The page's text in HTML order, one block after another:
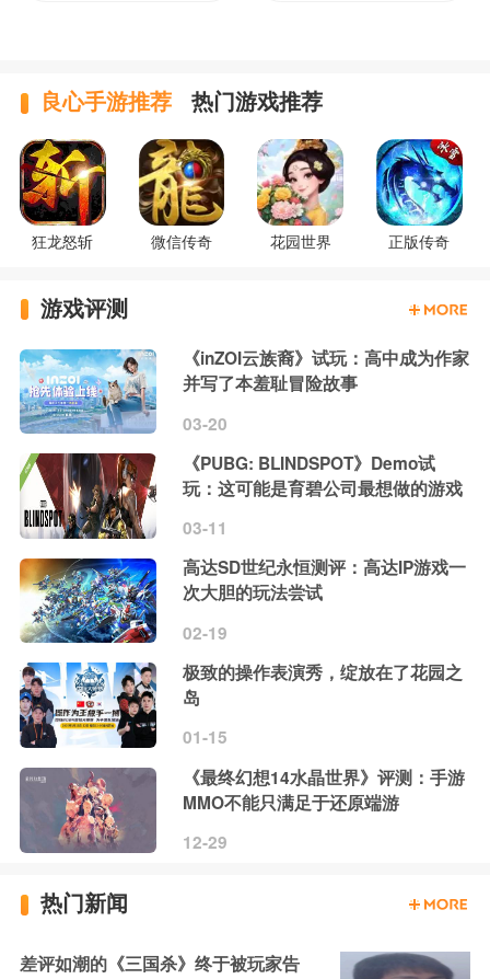
良心手游推荐 热门游戏推荐
狂龙怒斩 微信传奇 花园世界 正版传奇
游戏评测
《inZOI云族裔》试玩：高中成为作家
并写了本羞耻冒险故事
03-20
《PUBG: BLINDSPOT》Demo试
玩：这可能是育碧公司最想做的游戏
03-11
高达SD世纪永恒测评：高达IP游戏一
次大胆的玩法尝试
02-19
极致的操作表演秀，绽放在了花园之
岛
01-15
《最终幻想14水晶世界》评测：手游
MMO不能只满足于还原端游
12-29
热门新闻
差评如潮的《三国杀》终于被玩家告